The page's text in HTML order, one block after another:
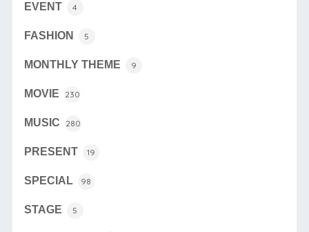
EVENT 4
FASHION 5
MONTHLY THEME 9
MOVIE 230
MUSIC 280
PRESENT 19
SPECIAL 98
STAGE 5